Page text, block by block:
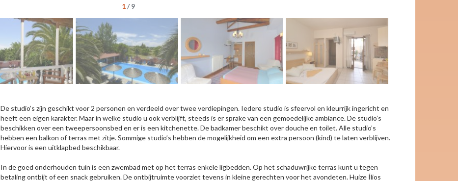
1/9
De studio’s zijn geschikt voor 2 personen en verdeeld over twee verdiepingen. Iedere studio is sfeervol en kleurrijk ingericht en
heeft een eigen karakter. Maar in welke studio u ook verblijft, steeds is er sprake van een gemoedelijke ambiance. De studio’s
beschikken over een tweepersoonsbed en er is een kitchenette. De badkamer beschikt over douche en toilet. Alle studio’s
hebben een balkon of terras met zitje. Sommige studio’s hebben de mogelijkheid om een extra persoon (kind) te laten verblijven.
Hiervoor is een uitklapbed beschikbaar.
In de goed onderhouden tuin is een zwembad met op het terras enkele ligbedden. Op het schaduwrijke terras kunt u tegen
betaling ontbijt of een snack gebruiken. De ontbijtruimte voorziet tevens in kleine gerechten voor het avondeten. Huize Ílios